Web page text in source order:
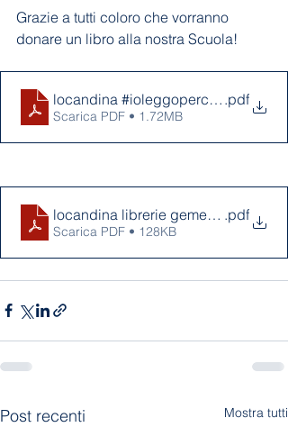
Grazie a tutti coloro che vorranno
donare un libro alla nostra Scuola!
locandina #ioleggoperchè 2025
.pdf
Scarica PDF • 1.72MB
locandina librerie gemellate.pdf
Scarica PDF • 128KB
Post recenti Mostra tutti